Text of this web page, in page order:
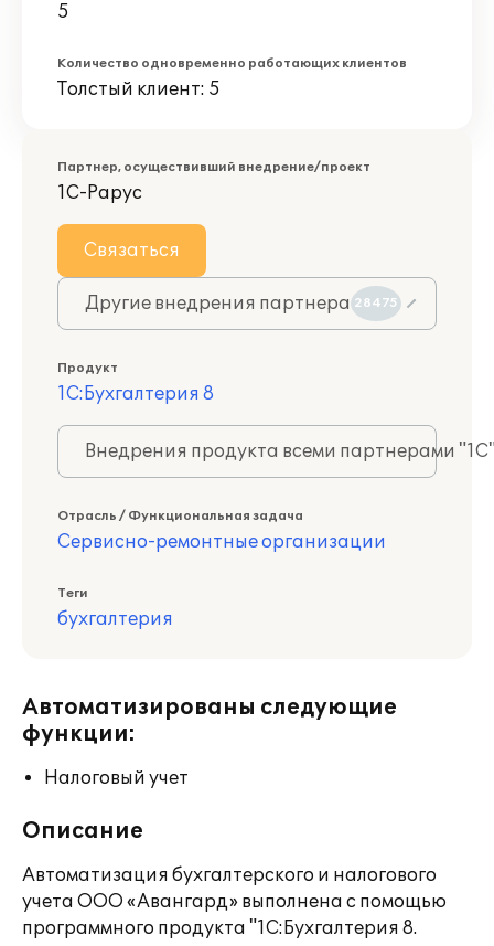
5
Количество одновременно работающих клиентов
Толстый клиент: 5
Партнер, осуществивший внедрение/проект
1С-Рарус
Связаться
Другие внедрения партнера 28475
Продукт
1С:Бухгалтерия 8
Внедрения продукта всеми партнерами
Отрасль / Функциональная задача
Сервисно-ремонтные организации
Теги
бухгалтерия
Автоматизированы следующие
функции:
Налоговый учет
Описание
Автоматизация бухгалтерского и налогового
учета ООО «Авангард» выполнена с помощью
программного продукта "1С:Бухгалтерия 8.